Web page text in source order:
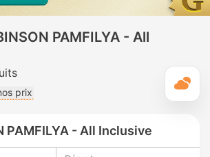
PAMFILYA - All
prix
PAMFILYA - All Inclusive